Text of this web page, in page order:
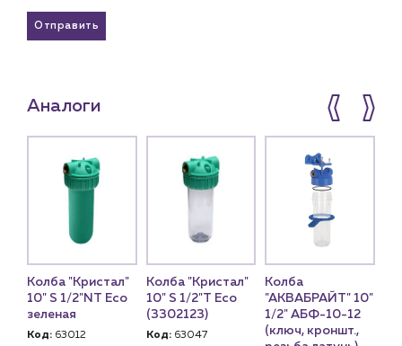
Отправить
Аналоги
Колба "Кристал"
10" S 1/2"NT Eco
зеленая
Код: 63012
Колба "Кристал"
10" S 1/2"Т Eco
(3302123)
Код: 63047
Колба
"АКВАБРАЙТ" 10"
1/2" АБФ-10-12
(ключ, кроншт.,